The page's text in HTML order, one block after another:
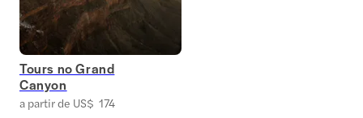
Tours no Grand
Canyon
a partir de US$ 174